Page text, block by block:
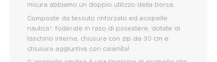
misura abbiamo un doppio utilizzo della borsa.
Composte da tessuto rinforzato ed ecopelle
nautica*, foderate in raso di poliestere, dotate di
taschino interna, chiusura con zip da 30 cm e
chiusura aggiuntiva con calamita!